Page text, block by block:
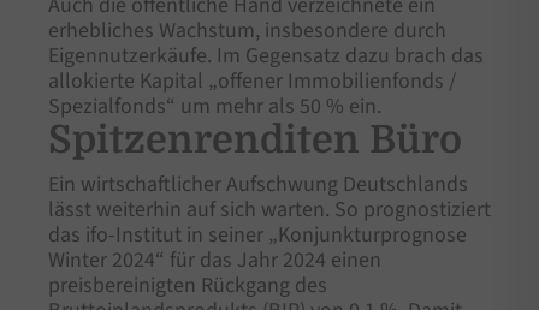
erhebliches Wachstum, insbesondere durch
Eigennutzerkäufe. Im Gegensatz dazu brach das
allokierte Kapital „offener Immobilienfonds /
Spezialfonds“ um mehr als 50 % ein.
Spitzenrenditen Büro
Ein wirtschaftlicher Aufschwung Deutschlands
lässt weiterhin auf sich warten. So prognostiziert
das ifo-Institut in seiner „Konjunkturprognose
Winter 2024“ für das Jahr 2024 einen
preisbereinigten Rückgang des